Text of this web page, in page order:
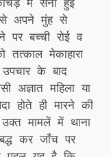
अपने मुंह से
पर बच्ची रोई व
तत्काल मेकाहारा
के बाद
अज्ञात महिला या
होते ही मारने की
मामलें में थाना
कर जॉंच पर